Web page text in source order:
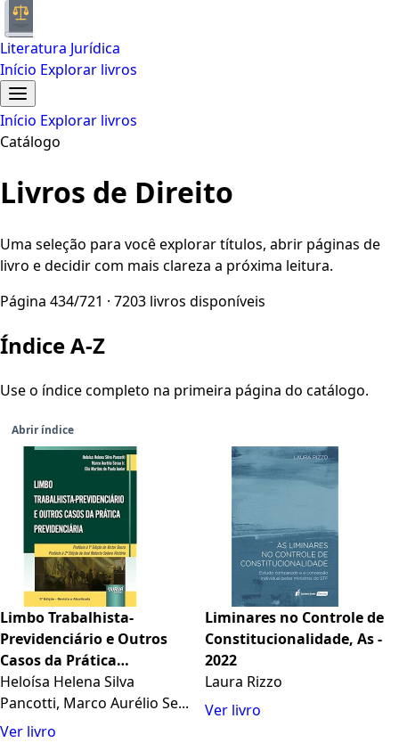
Literatura Jurídica
Início Explorar livros
Início Explorar livros
Catálogo
Livros de Direito
Uma seleção para você explorar títulos, abrir páginas de
livro e decidir com mais clareza a próxima leitura.
Página 434/721 · 7203 livros disponíveis
Índice A-Z
Use o índice completo na primeira página do catálogo.
Abrir índice
Limbo Trabalhista-
Previdenciário e Outros
Casos da Prática
Previdenciária
Heloísa Helena Silva
Pancotti, Marco Aurélio Se...
Ver livro
Liminares no Controle de
Constitucionalidade, As -
2022
Laura Rizzo
Ver livro